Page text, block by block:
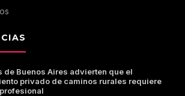
de Buenos Aires advierten que el
privado de caminos rurales requiere